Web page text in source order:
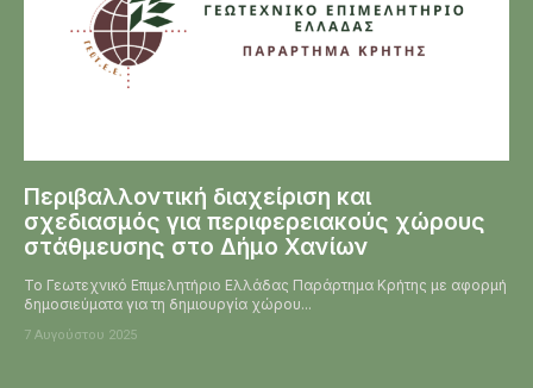
Περιβαλλοντική διαχείριση και
σχεδιασμός για περιφερειακούς χώρους
στάθμευσης στο Δήμο Χανίων
Το Γεωτεχνικό Επιμελητήριο Ελλάδας Παράρτημα Κρήτης με αφορμή
δημοσιεύματα για τη δημιουργία χώρου...
7 Αυγούστου 2025